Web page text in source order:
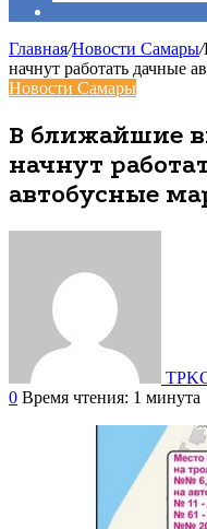
Главная/Новости Самары/
начнут работать дачные
Новости Самары
В ближайшие
начнут
автобусные
0 Время чтения: 1 минута